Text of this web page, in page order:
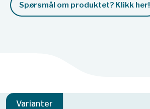
Spørsmål om produktet? Klikk her!
Varianter